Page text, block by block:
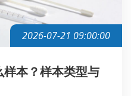
2026-07-21 09:00:00
本？样本类型与